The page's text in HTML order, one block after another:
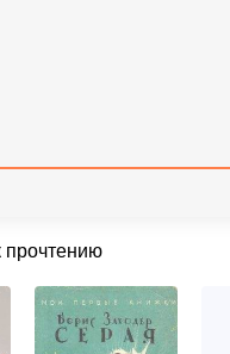
прочтению